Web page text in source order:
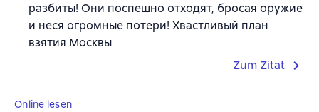
разбиты! Они поспешно отходят, бросая оружие
и неся огромные потери! Хвастливый план
взятия Москвы
Zum Zitat
Online lesen